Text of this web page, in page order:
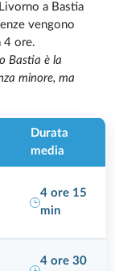
a Bastia
vengono
4 ore.
Bastia è la
minore, ma
Durata
media
4 ore 15
min
4 ore 30